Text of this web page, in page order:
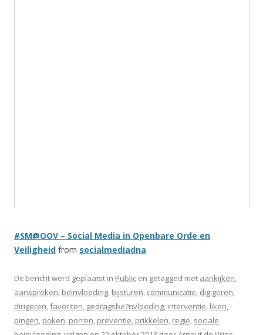
#SM@OOV – Social Media in Openbare Orde en
Veiligheid from socialmediadna
Dit bericht werd geplaatst in Public en getagged met aankijken,
aanspreken, beinvloeding, bijsturen, communicatie, digigeren,
dirigeren,favoriten, gedragsbe?nvloeding, interventie, liken,
pingen, poken, porren, preventie, prikkelen, regie, sociale